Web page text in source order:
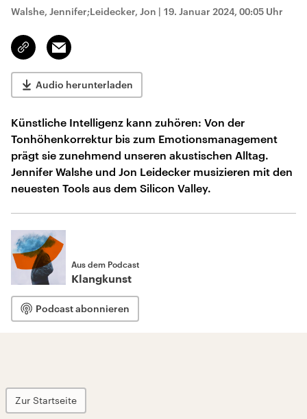
Walshe, Jennifer;Leidecker, Jon | 19. Januar 2024, 00:05 Uhr
Link
kopieren/teilen
Email
Audio herunterladen
Künstliche Intelligenz kann zuhören: Von der
Tonhöhenkorrektur bis zum Emotionsmanagement
prägt sie zunehmend unseren akustischen Alltag.
Jennifer Walshe und Jon Leidecker musizieren mit den
neuesten Tools aus dem Silicon Valley.
Aus dem Podcast
Klangkunst
Podcast abonnieren
Zur Startseite